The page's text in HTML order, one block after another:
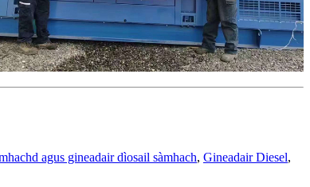
agus gineadair dìosail sàmhach, Gineadair Diesel,